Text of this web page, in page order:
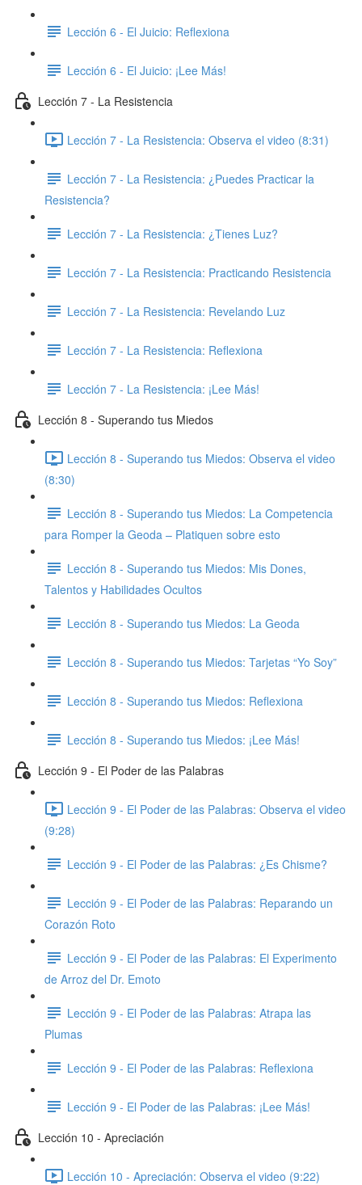
Lección 6 - El Juicio: Reflexiona
Lección 6 - El Juicio: ¡Lee Más!
Lección 7 - La Resistencia
Lección 7 - La Resistencia: Observa el video (8:31)
Lección 7 - La Resistencia: ¿Puedes Practicar la
Resistencia?
Lección 7 - La Resistencia: ¿Tienes Luz?
Lección 7 - La Resistencia: ​Practicando Resistencia
Lección 7 - La Resistencia: ​Revelando Luz
Lección 7 - La Resistencia: Reflexiona
Lección 7 - La Resistencia: ​¡Lee Más!
Lección 8 - Superando tus Miedos
Lección 8 - Superando tus Miedos: Observa el video
(8:30)
Lección 8 - Superando tus Miedos: ​La Competencia
para Romper la Geoda – Platiquen sobre esto
Lección 8 - Superando tus Miedos: Mis Dones,
Talentos y Habilidades Ocultos
Lección 8 - Superando tus Miedos: ​La Geoda
Lección 8 - Superando tus Miedos: ​Tarjetas “Yo Soy”
Lección 8 - Superando tus Miedos: Reflexiona
Lección 8 - Superando tus Miedos: ​¡Lee Más!
Lección 9 - El Poder de las Palabras
Lección 9 - El Poder de las Palabras: Observa el video
(9:28)
Lección 9 - El Poder de las Palabras: ¿Es Chisme?
Lección 9 - El Poder de las Palabras: Reparando un
Corazón Roto
Lección 9 - El Poder de las Palabras: El Experimento
de Arroz del Dr. Emoto
Lección 9 - El Poder de las Palabras: Atrapa las
Plumas
Lección 9 - El Poder de las Palabras: Reflexiona
Lección 9 - El Poder de las Palabras: ​¡Lee Más!
Lección 10 - Apreciación
Lección 10 - Apreciación: Observa el video (9:22)